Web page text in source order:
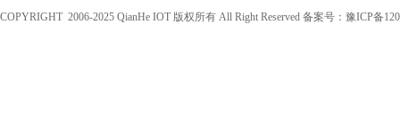
COPYRIGHT 2006-2025 QianHe IOT 版权所有 All Right Reserved 备案号： 豫ICP备